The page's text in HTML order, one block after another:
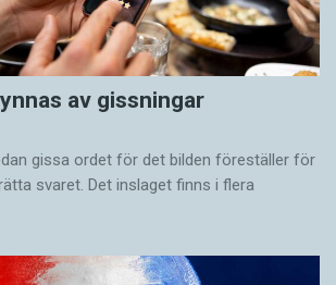
av gissningar
gissa ordet för det bilden föreställer för
svaret. Det inslaget finns i flera